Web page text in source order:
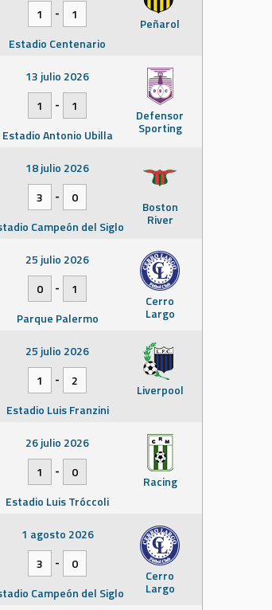
Peñarol
1
-
1
Estadio Centenario
Defensor
Sporting
13 julio 2026
1
-
1
Estadio Antonio Ubilla
Boston
River
18 julio 2026
3
-
0
Campeón del Siglo
Cerro
Largo
25 julio 2026
0
-
1
Parque Palermo
Liverpool
25 julio 2026
1
-
2
Estadio Luis Franzini
Racing
26 julio 2026
1
-
0
Estadio Luis Tróccoli
Cerro
Largo
1 agosto 2026
3
-
0
Campeón del Siglo